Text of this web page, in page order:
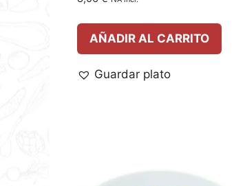
AÑADIR AL CARRITO
Guardar plato